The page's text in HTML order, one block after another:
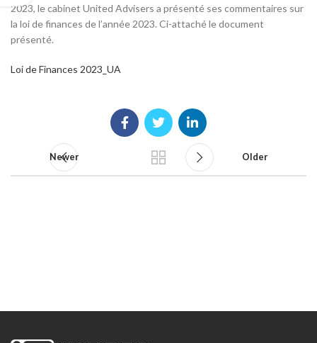
2023, le cabinet United Advisers a présenté ses commentaires sur
la loi de finances de l’année 2023. Ci-attaché le document
présenté.
Loi de Finances 2023_UA
Newer Older